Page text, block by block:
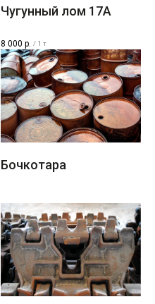
Чугунный лом 17A
8 000 р. / 1 т
Бочкотара